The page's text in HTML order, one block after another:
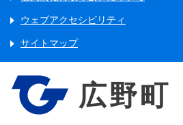
ウェブアクセシビリティ
サイトマップ
広野町